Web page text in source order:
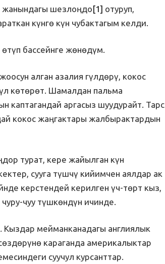
жанындагы шезлоңдо[1] отуруп,
күнгө күн чубактагым келди.
бассейнге жөнөдүм.
алган азалия гүлдөрү, кокос
көтөрөт. Шамалдан пальма
аргасыз шуудурайт. Тарс
кокос жаӊгактары жалбырактардын
турат, кере жайылган күн
сууга түшчү кийимчен аялдар ак
керстендей керилген үч-төрт кыз,
чуу түшкөндүн ичинде.
мейманканадагы англиялык
караганда америкалыктар
суучул курсанттар.